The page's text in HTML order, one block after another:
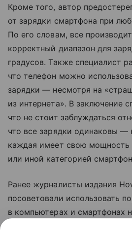
Кроме того, автор
от зарядки смартфона при
По его словам, все
корректный диапазон для
градусов. Также специалист
что телефон можно
зарядки — несмотря на
из интернета». В заключение
что не стоит заблуждаться
что все зарядки одинаковы —
каждая имеет свою мощность
или иной категорией
Ранее журналисты издания
посоветовали использовать
в компьютерах и смартфонах